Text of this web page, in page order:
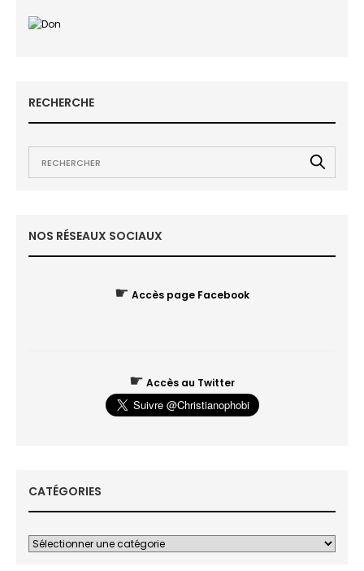
RECHERCHE
NOS RÉSEAUX SOCIAUX
☛ Accès page Facebook
☛ Accès au Twitter
CATÉGORIES